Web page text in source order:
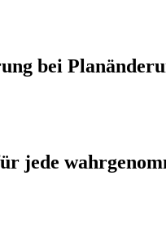
bei
jede